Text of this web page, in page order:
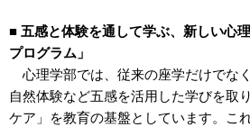
■ 五感と体験を通して学ぶ、新しい心
プログラム」
心理学部では、従来の座学だけでな
自然体験など五感を活用した学びを取
ケア」を教育の基盤としています。こ